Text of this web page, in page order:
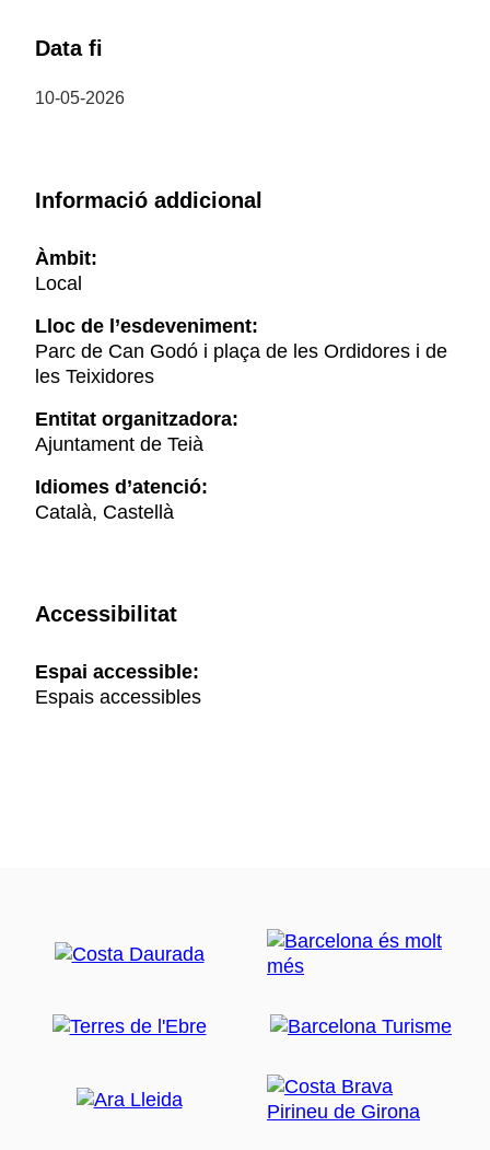
Data fi
10-05-2026
Informació addicional
Àmbit:
Local
Lloc de l’esdeveniment:
Parc de Can Godó i plaça de les Ordidores i de
les Teixidores
Entitat organitzadora:
Ajuntament de Teià
Idiomes d’atenció:
Català, Castellà
Accessibilitat
Espai accessible:
Espais accessibles